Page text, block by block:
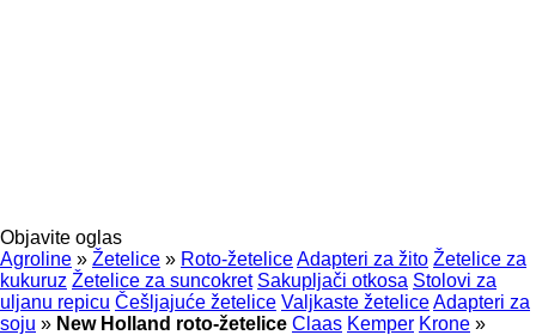
Objavite oglas
Agroline » Žetelice » Roto-žeteliceAdapteri za žito Žetelice za
kukuruz Žetelice za suncokret Sakupljači otkosa Stolovi za
uljanu repicu Češljajuće žetelice Valjkaste žeteliceAdapteri za
soju » New Holland roto-žetelice Claas Kemper Krone »